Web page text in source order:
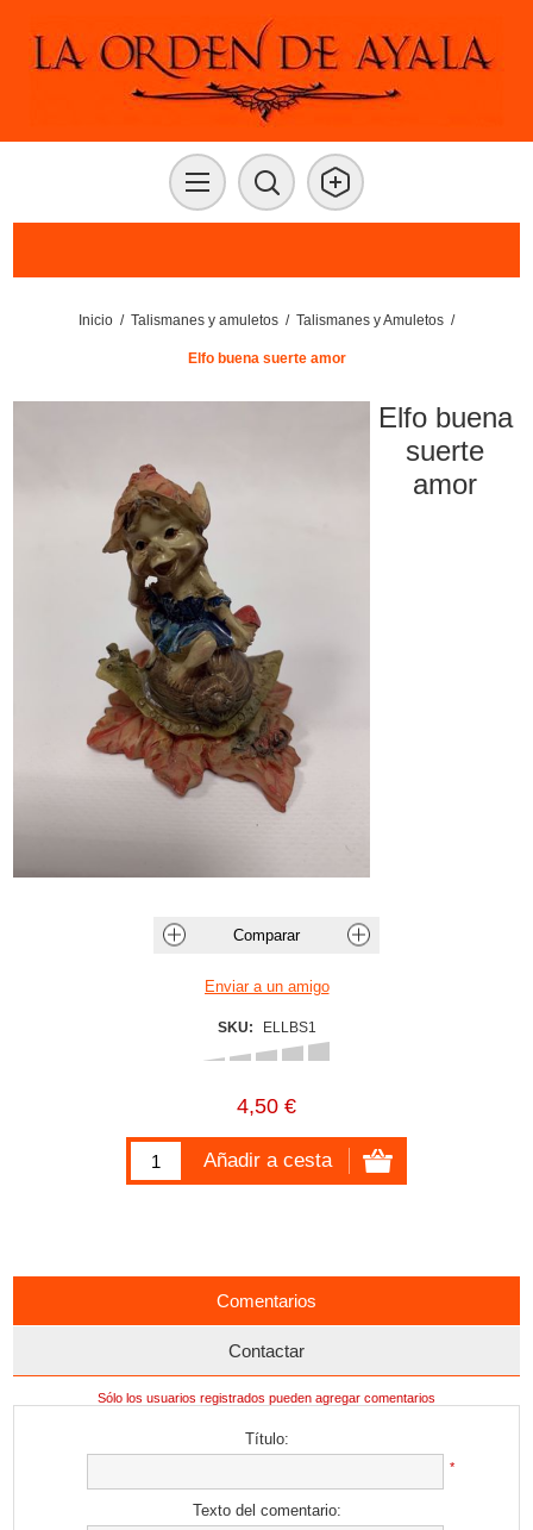
Inicio / Talismanes y amuletos / Talismanes y Amuletos /
Elfo buena suerte amor
Elfo buena
suerte
amor
SKU: ELLBS1
4,50 €
Comentarios
Contactar
Sólo los usuarios registrados pueden agregar comentarios
Título:
*
Texto del comentario: